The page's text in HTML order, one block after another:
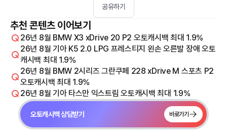
공유하기
추천 콘텐츠 이어보기
26년 8월 BMW X3 xDrive 20 P2 오토캐시백 최대 1.9%
26년 8월 기아 K5 2.0 LPG 프레스티지 왼손 오른발 장애 오토
캐시백 최대 1.9%
26년 8월 BMW 2시리즈 그란쿠페 228 xDrive M 스포츠 P2
오토캐시백 최대 1.9%
26년 8월 기아 타스만 익스트림 오토캐시백 최대 1.9%
오토캐시백 상담받기 바로가기